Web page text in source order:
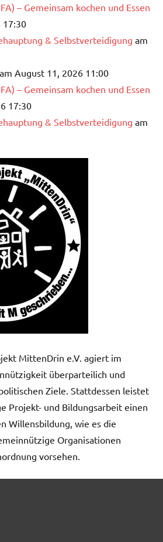
– Gemeinsam kochen und Essen
17:30
& Selbstverteidigung am
am August 11, 2026 11:00
– Gemeinsam kochen und Essen
17:30
& Selbstverteidigung am
MittenDrin e.V. agiert im
überparteilich und
Ziele. Stattdessen leistet
Projekt- und Bildungsarbeit einen
Willensbildung, wie es die
Organisationen
vorsehen.